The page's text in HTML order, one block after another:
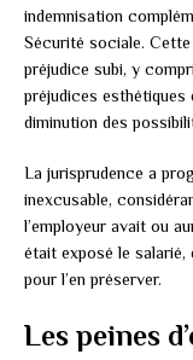
indemnisation
Sécurité sociale.
préjudice subi, y
préjudices esthétiques
diminution des
La jurisprudence a
inexcusable,
l’employeur avait ou
était exposé le salarié,
pour l’en préserver.
Les peines